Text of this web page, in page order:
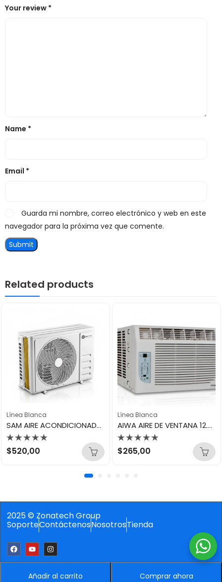
Añadir al carrito Comprar ahora
Your review *
Name *
Email *
Guarda mi nombre, correo electrónico y web en este
navegador para la próxima vez que comente.
Related products
Línea Blanca
SAM AIRE ACONDICIONADO MINI SPLIT ELITE 24.000BTU 220V SAC-SAM24
Valorado
con
$520,00
Línea Blanca
AIWA AIRE DE VENTANA 12.000BTU 110V AWHWACM1201
Valorado
con
$265,00
2025 © Zonatech Group
SoporteContáctenosNosotrosTienda